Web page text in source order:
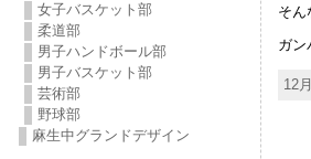
女子バスケット部
柔道部
男子ハンドボール部
男子バスケット部
芸術部
野球部
麻生中グランドデザイン
そん
ガン
12